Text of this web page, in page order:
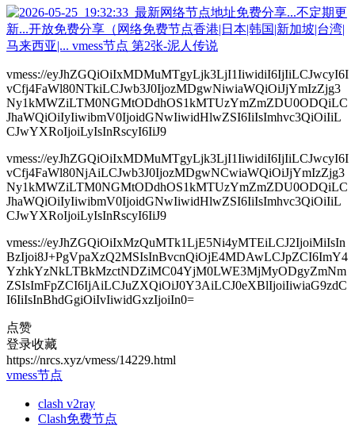
vmess://eyJhZGQiOiIxMDMuMTgyLjk3LjI1IiwidiI6IjIiLCJwcyI6I
vCfj4FaWl80NTkiLCJwb3J0IjozMDgwNiwiaWQiOiJjYmIzZjg3
Ny1kMWZiLTM0NGMtODdhOS1kMTUzYmZmZDU0ODQiLC
JhaWQiOiIyIiwibmV0IjoidGNwIiwidHlwZSI6IiIsImhvc3QiOiIiL
CJwYXRoIjoiLyIsInRscyI6IiJ9
vmess://eyJhZGQiOiIxMDMuMTgyLjk3LjI1IiwidiI6IjIiLCJwcyI6I
vCfj4FaWl80NjAiLCJwb3J0IjozMDgwNCwiaWQiOiJjYmIzZjg3
Ny1kMWZiLTM0NGMtODdhOS1kMTUzYmZmZDU0ODQiLC
JhaWQiOiIyIiwibmV0IjoidGNwIiwidHlwZSI6IiIsImhvc3QiOiIiL
CJwYXRoIjoiLyIsInRscyI6IiJ9
vmess://eyJhZGQiOiIxMzQuMTk1LjE5Ni4yMTEiLCJ2IjoiMiIsIn
BzIjoi8J+PgVpaXzQ2MSIsInBvcnQiOjE4MDAwLCJpZCI6ImY4
YzhkYzNkLTBkMzctNDZiMC04YjM0LWE3MjMyODgyZmNm
ZSIsImFpZCI6IjAiLCJuZXQiOiJ0Y3AiLCJ0eXBlIjoiIiwiaG9zdC
I6IiIsInBhdGgiOiIvIiwidGxzIjoiIn0=
点赞
登录收藏
https://nrcs.xyz/vmess/14229.html
vmess节点
clash v2ray
Clash免费节点